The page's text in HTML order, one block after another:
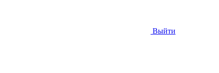
Выйти